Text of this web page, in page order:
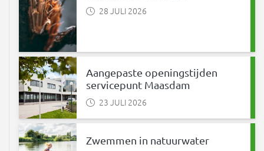
28 JULI 2026
Aangepaste openingstijden
servicepunt Maasdam
23 JULI 2026
Zwemmen in natuurwater